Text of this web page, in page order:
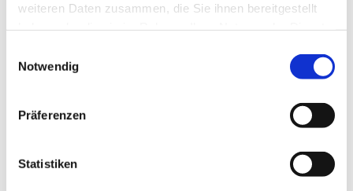
weiteren Daten zusammen, die Sie ihnen bereitgestellt
Notwendig
Präferenzen
Statistiken
16/11/2019
3 neue Bastelbeispiele von Giulia-Fee - ein